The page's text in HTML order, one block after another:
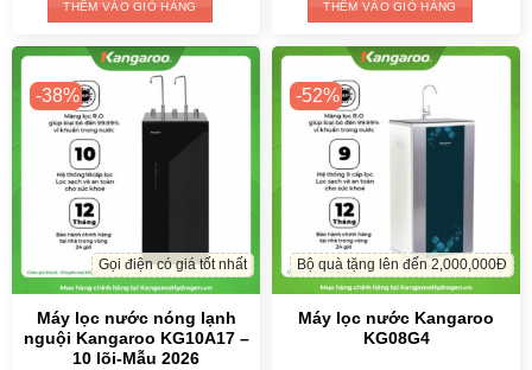
18.740.000₫.
12.950.000₫.
THÊM VÀO GIỎ HÀNG
15.000.000₫.
THÊM VÀO GIỎ HÀNG
-38%
Gọi điện có giá tốt nhất
Máy lọc nước nóng lạnh
nguội Kangaroo KG10A17 –
10 lõi-Mẫu 2026
-52%
Bộ quà tặng lên đến 2,000,000Đ
Máy lọc nước Kangaroo
KG08G4